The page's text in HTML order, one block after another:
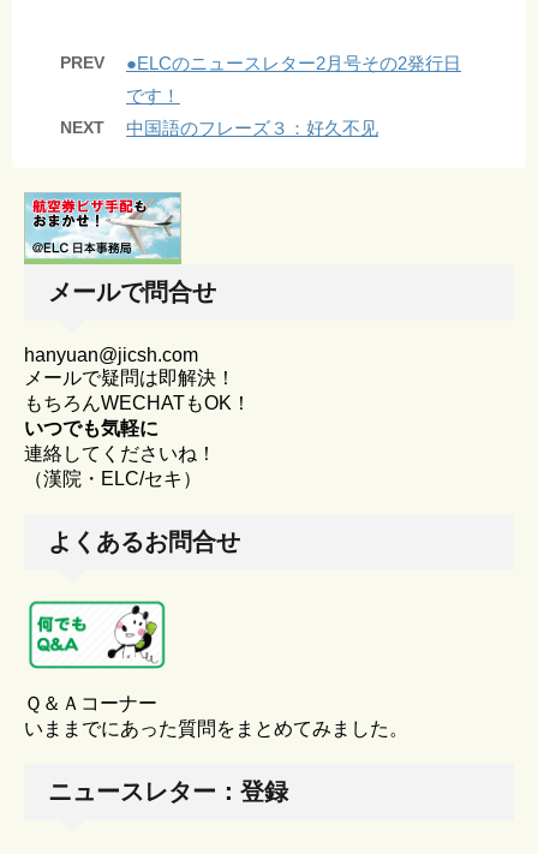
PREV
●ELCのニュースレター2月号その2発行日
です！
NEXT 中国語のフレーズ３：好久不见
メールで問合せ
hanyuan@jicsh.com
メールで疑問は即解決！
もちろんWECHATもOK！
いつでも気軽に
連絡してくださいね！
（漢院・ELC/セキ）
よくあるお問合せ
Ｑ＆Ａコーナー
いままでにあった質問をまとめてみました。
ニュースレター：登録